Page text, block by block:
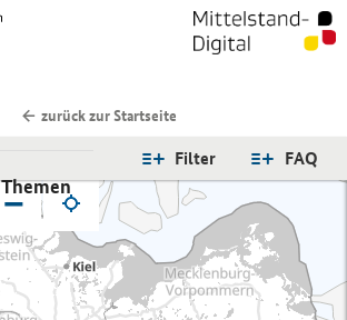
zurück zur Startseite
FAQ
Filter
Themen
−